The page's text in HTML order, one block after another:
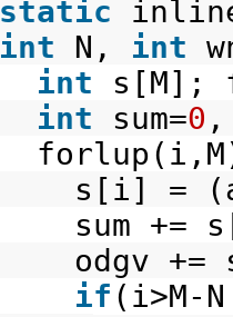
static
int N, int
int s[M];
int sum=0 ,
s[i] =
sum +=
odgv
if (i>M-